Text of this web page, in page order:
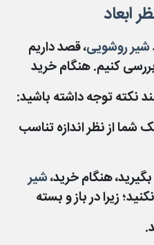
ابعاد
شیر روشویی، قصد داریم
کنیم. هنگام خرید
نکته توجه داشته باشید:
شما از نظر اندازه تناسب
هنگام خرید،شیر
زیرا در باز و بسته